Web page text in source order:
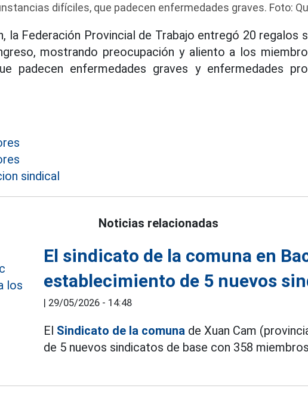
difíciles, que padecen enfermedades graves. Foto:
la Federación Provincial de Trabajo entregó 20 regalos
mostrando preocupación y aliento a los
padecen enfermedades graves y enfermedades
sindical
Noticias relacionadas
El sindicato de la comuna en
establecimiento de 5 nuevos
29/05/2026 - 14:48
El Sindicato de la comuna de Xuan Cam
de 5 nuevos sindicatos de base con 358